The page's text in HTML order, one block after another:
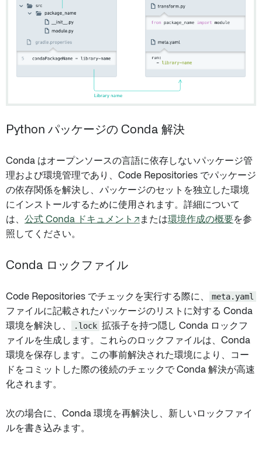
Python パッケージの Conda 解決
Conda はオープンソースの言語に依存しないパッケージ管
理および環境管理であり、Code Repositories でパッケージ
の依存関係を解決し、パッケージのセットを独立した環境
にインストールするために使用されます。詳細について
は、 公式 Conda ドキュメント↗ または環境作成の概要を参
照してください。
Conda ロックファイル
Code Repositories でチェックを実行する際に、
meta.yaml
ファイルに記載されたパッケージのリストに対する Conda
環境を解決し、
.lock 拡張子を持つ隠し Conda ロックフ
ァイルを生成します。これらのロックファイルは、Conda
環境を保存します。この事前解決された環境により、コー
ドをコミットした際の後続のチェックで Conda 解決が高速
化されます。
次の場合に、Conda 環境を再解決し、新しいロックファイ
ルを書き込みます。